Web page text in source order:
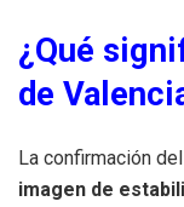
¿Qué
de
La confirmación
imagen de